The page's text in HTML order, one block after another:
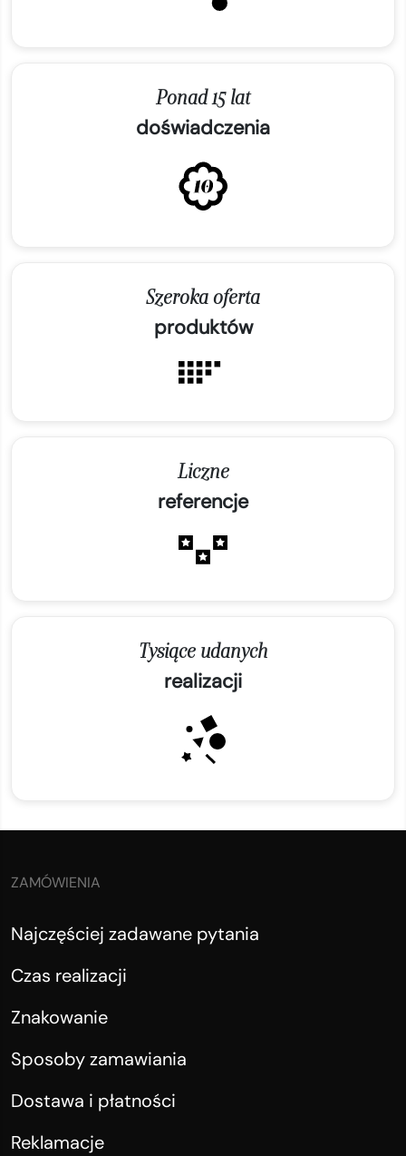
Ponad 15 lat
doświadczenia
Szeroka oferta
produktów
Liczne
referencje
Tysiące udanych
realizacji
ZAMÓWIENIA
Najczęściej zadawane pytania
Czas realizacji
Znakowanie
Sposoby zamawiania
Dostawa i płatności
Reklamacje